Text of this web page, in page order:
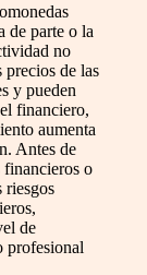
de parte o la
no
precios de las
y pueden
financiero,
aumenta
Antes de
financieros o
riesgos
de
profesional